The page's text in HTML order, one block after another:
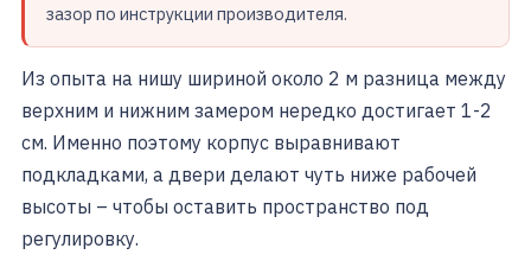
зазор по инструкции производителя.
Из опыта на нишу шириной около 2 м разница между
верхним и нижним замером нередко достигает 1-2
см. Именно поэтому корпус выравнивают
подкладками, а двери делают чуть ниже рабочей
высоты – чтобы оставить пространство под
регулировку.